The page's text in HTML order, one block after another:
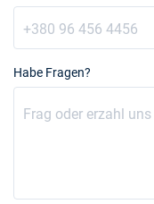
Habe Fragen?